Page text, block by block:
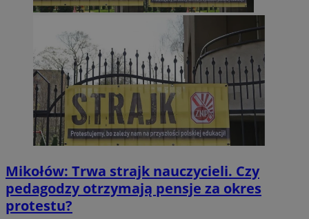
Mikołów: Trwa strajk nauczycieli. Czy
pedagodzy otrzymają pensje za okres
protestu?